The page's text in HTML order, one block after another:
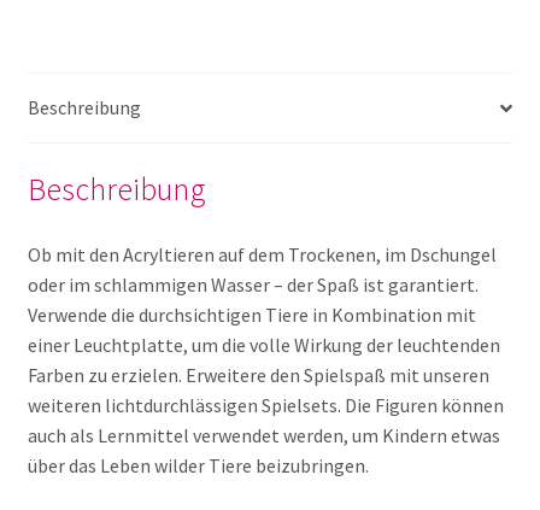
Leuchttische und Leuchtplatten
Licht
Liquid Bubbler
Mandala und Legespiele
Phänomenales
Sensorik
Beschreibung
Beschreibung
Ob mit den Acryltieren auf dem Trockenen, im Dschungel
oder im schlammigen Wasser – der Spaß ist garantiert.
Verwende die durchsichtigen Tiere in Kombination mit
einer Leuchtplatte, um die volle Wirkung der leuchtenden
Farben zu erzielen. Erweitere den Spielspaß mit unseren
weiteren lichtdurchlässigen Spielsets. Die Figuren können
auch als Lernmittel verwendet werden, um Kindern etwas
über das Leben wilder Tiere beizubringen.